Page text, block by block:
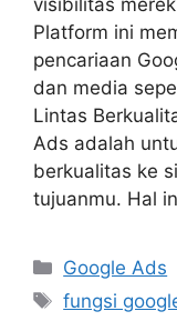
Platform ini
pencariaan
dan media
Lintas
Ads adalah
berkualitas ke
tujuanmu. Hal
Google Ads
fungsi